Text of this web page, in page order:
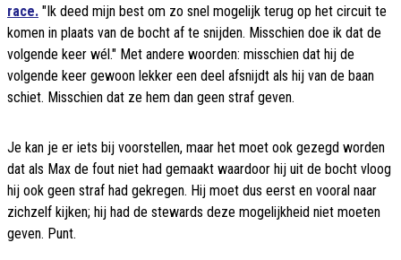
race. "Ik deed mijn best om zo snel mogelijk terug op het circuit te
komen in plaats van de bocht af te snijden. Misschien doe ik dat de
volgende keer wél." Met andere woorden: misschien dat hij de
volgende keer gewoon lekker een deel afsnijdt als hij van de baan
schiet. Misschien dat ze hem dan geen straf geven.
Je kan je er iets bij voorstellen, maar het moet ook gezegd worden
dat als Max de fout niet had gemaakt waardoor hij uit de bocht vloog
hij ook geen straf had gekregen. Hij moet dus eerst en vooral naar
zichzelf kijken; hij had de stewards deze mogelijkheid niet moeten
geven. Punt.